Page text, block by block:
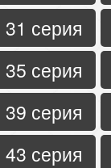
31 серия
35 серия
39 серия
43 серия